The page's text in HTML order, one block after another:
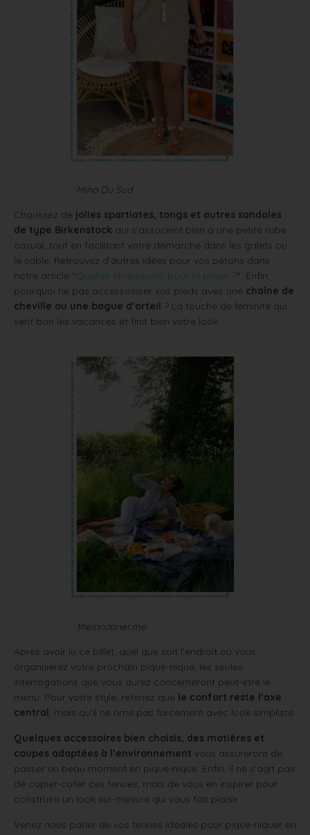
Mino Du Sud
Chaussez de jolies spartiates, tongs et autres sandales
de type Birkenstock qui s’associent bien à une petite robe
casual, tout en facilitant votre démarche dans les galets ou
le sable. Retrouvez d’autres idées pour vos petons dans
notre article “Quelles chaussures pour la plage ?“. Enfin,
pourquoi ne pas accessoiriser vos pieds avec une chaîne de
cheville ou une bague d’orteil ? La touche de féminité qui
sent bon les vacances et finit bien votre look.
thelondoner.me
Après avoir lu ce billet, quel que soit l’endroit où vous
organiserez votre prochain pique-nique, les seules
interrogations que vous aurez concerneront peut-être le
menu. Pour votre style, retenez que le confort reste l’axe
central , mais qu’il ne rime pas forcément avec look simpliste.
Quelques accessoires bien choisis, des matières et
coupes adaptées à l’environnement vous assureront de
passer un beau moment en pique-nique. Enfin, il ne s’agit pas
de copier-coller ces tenues, mais de vous en inspirer pour
construire un look sur-mesure qui vous fait plaisir.
Venez nous parler de vos tenues idéales pour pique-niquer en